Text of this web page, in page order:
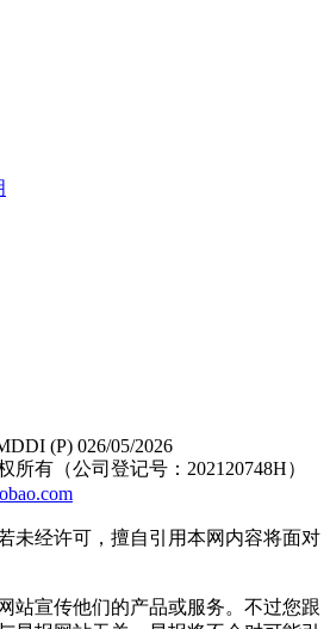
(P) 026/05/2026
所有（公司登记号：202120748H）
未经许可，擅自引用本网内容将面对
站宣传他们的产品或服务。不过您跟